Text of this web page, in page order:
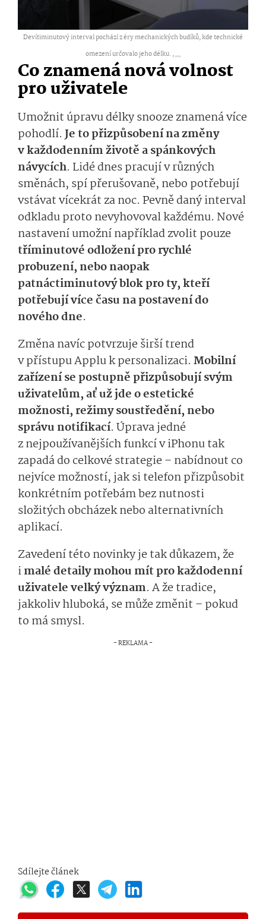
Devítiminutový interval pochází z éry mechanických budíků, kde technické
omezení určovalo jeho délku. ,...
Co znamená nová volnost
pro uživatele
Umožnit úpravu délky snooze znamená více
pohodlí. Je to přizpůsobení na změny
v každodenním životě a spánkových
návycích. Lidé dnes pracují v různých
směnách, spí přerušovaně, nebo potřebují
vstávat vícekrát za noc. Pevně daný interval
odkladu proto nevyhovoval každému. Nové
nastavení umožní například zvolit pouze
tříminutové odložení pro rychlé
probuzení, nebo naopak
patnáctiminutový blok pro ty, kteří
potřebují více času na postavení do
nového dne.
Změna navíc potvrzuje širší trend
v přístupu Applu k personalizaci. Mobilní
zařízení se postupně přizpůsobují svým
uživatelům, ať už jde o estetické
možnosti, režimy soustředění, nebo
správu notifikací. Úprava jedné
z nejpoužívanějších funkcí v iPhonu tak
zapadá do celkové strategie – nabídnout co
nejvíce možností, jak si telefon přizpůsobit
konkrétním potřebám bez nutnosti
složitých obcházek nebo alternativních
aplikací.
Zavedení této novinky je tak důkazem, že
imalé detaily mohou mít pro každodenní
uživatele velký význam. A že tradice,
jakkoliv hluboká, se může změnit – pokud
to má smysl.
Sdílejte článek